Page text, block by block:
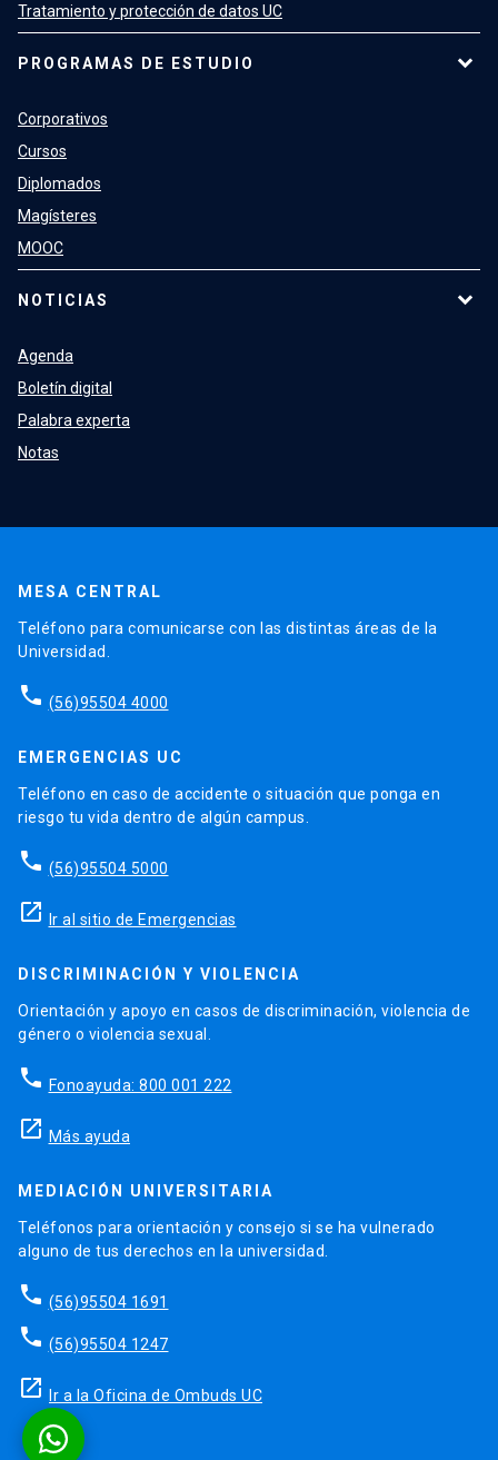
Tratamiento y protección de datos UC
PROGRAMAS DE ESTUDIO
Corporativos
Cursos
Diplomados
Magísteres
MOOC
NOTICIAS
Agenda
Boletín digital
Palabra experta
Notas
MESA CENTRAL
Teléfono para comunicarse con las distintas áreas de la
Universidad.
phone (56)95504 4000
EMERGENCIAS UC
Teléfono en caso de accidente o situación que ponga en
riesgo tu vida dentro de algún campus.
phone (56)95504 5000
launch Ir al sitio de Emergencias
DISCRIMINACIÓN Y VIOLENCIA
Orientación y apoyo en casos de discriminación, violencia de
género o violencia sexual.
phone Fonoayuda: 800 001 222
launch Más ayuda
MEDIACIÓN UNIVERSITARIA
Teléfonos para orientación y consejo si se ha vulnerado
alguno de tus derechos en la universidad.
phone (56)95504 1691
phone (56)95504 1247
launch Ir a la Oficina de Ombuds UC